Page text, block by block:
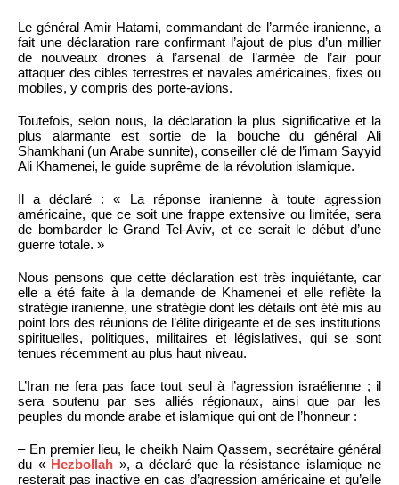
Le général Amir Hatami, commandant de l’armée iranienne, a
fait une déclaration rare confirmant l’ajout de plus d’un millier
de nouveaux drones à l’arsenal de l’armée de l’air pour
attaquer des cibles terrestres et navales américaines, fixes ou
mobiles, y compris des porte-avions.
Toutefois, selon nous, la déclaration la plus significative et la
plus alarmante est sortie de la bouche du général Ali
Shamkhani (un Arabe sunnite), conseiller clé de l’imam Sayyid
Ali Khamenei, le guide suprême de la révolution islamique.
Il a déclaré : « La réponse iranienne à toute agression
américaine, que ce soit une frappe extensive ou limitée, sera
de bombarder le Grand Tel-Aviv, et ce serait le début d’une
guerre totale. »
Nous pensons que cette déclaration est très inquiétante, car
elle a été faite à la demande de Khamenei et elle reflète la
stratégie iranienne, une stratégie dont les détails ont été mis au
point lors des réunions de l’élite dirigeante et de ses institutions
spirituelles, politiques, militaires et législatives, qui se sont
tenues récemment au plus haut niveau.
L’Iran ne fera pas face tout seul à l’agression israélienne ; il
sera soutenu par ses alliés régionaux, ainsi que par les
peuples du monde arabe et islamique qui ont de l’honneur :
– En premier lieu, le cheikh Naim Qassem, secrétaire général
du « Hezbollah », a déclaré que la résistance islamique ne
resterait pas inactive en cas d’agression américaine et qu’elle